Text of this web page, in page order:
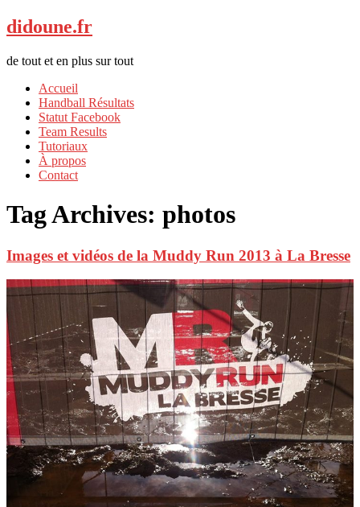
didoune.fr
de tout et en plus sur tout
Accueil
Handball Résultats
Statut Facebook
Team Results
Tutoriaux
À propos
Contact
Tag Archives: photos
Images et vidéos de la Muddy Run 2013 à La Bresse